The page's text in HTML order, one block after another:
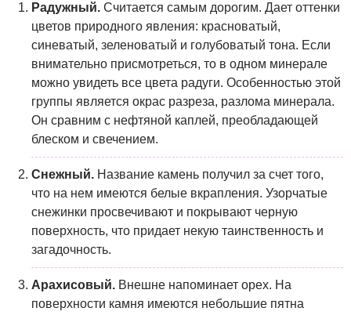
Радужный. Считается самым дорогим. Дает оттенки
цветов природного явления: красноватый,
синеватый, зеленоватый и голубоватый тона. Если
внимательно присмотреться, то в одном минерале
можно увидеть все цвета радуги. Особенностью этой
группы является окрас разреза, разлома минерала.
Он сравним с нефтяной каплей, преобладающей
блеском и свечением.
Снежный. Название камень получил за счет того,
что на нем имеются белые вкрапления. Узорчатые
снежинки просвечивают и покрывают черную
поверхность, что придает некую таинственность и
загадочность.
Арахисовый. Внешне напоминает орех. На
поверхности камня имеются небольшие пятна